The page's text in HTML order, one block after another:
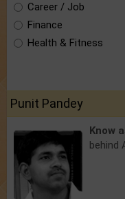
Career / Job
Finance
Health & Fitness
Punit Pandey
Know
behind